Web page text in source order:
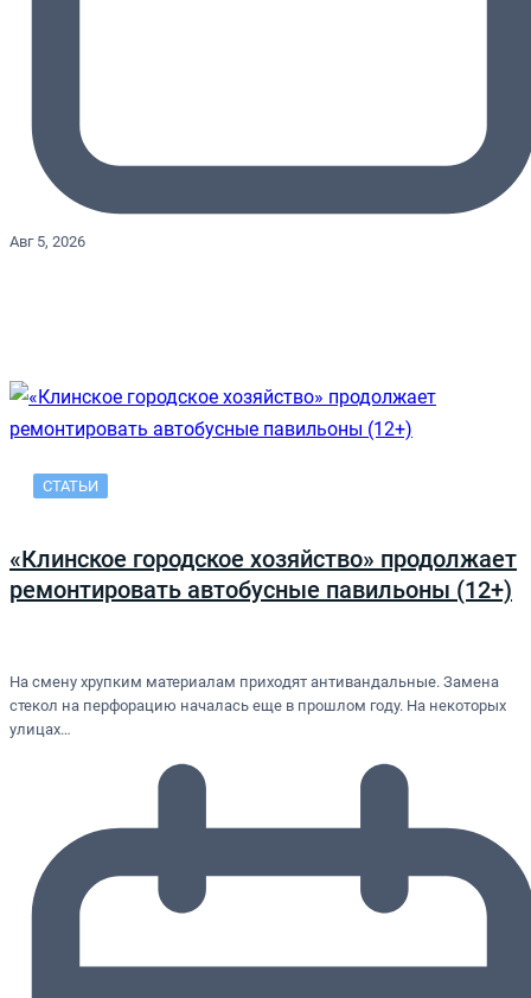
Авг 5, 2026
СТАТЬИ
«Клинское городское хозяйство» продолжает
ремонтировать автобусные павильоны (12+)
На смену хрупким материалам приходят антивандальные. Замена
стекол на перфорацию началась еще в прошлом году. На некоторых
улицах…